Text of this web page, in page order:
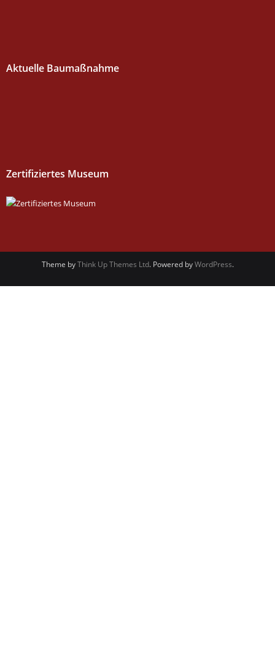
Aktuelle Baumaßnahme
Zertifiziertes Museum
Theme byThink Up Themes Ltd. Powered byWordPress.